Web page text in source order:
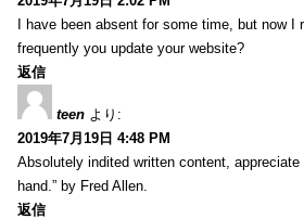
I have been absent for some time, but now
frequently you update your website?
返信
teen より:
2019年7月19日 4:48 PM
Absolutely indited written content,
hand.” by Fred Allen.
返信